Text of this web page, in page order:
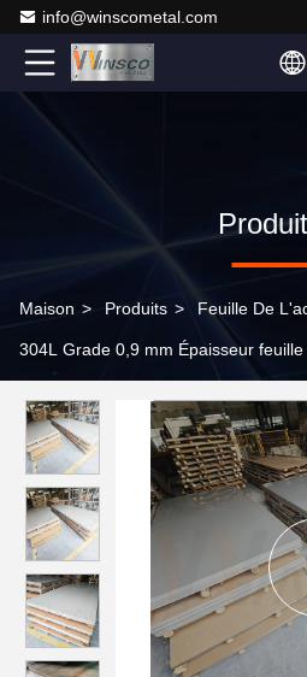
info@winscometal.com
Maison > Produits > Feuille De
304L Grade 0,9 mm Épaisseur
d'acier inoxydable 2B